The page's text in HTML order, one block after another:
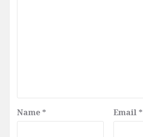
Name * Email *